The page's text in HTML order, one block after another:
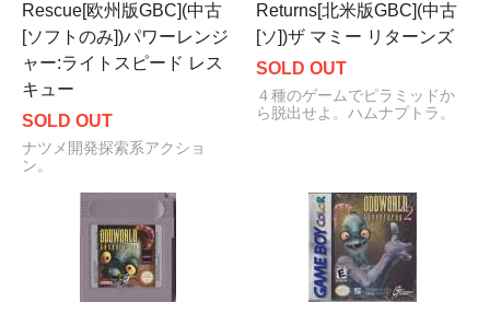
Rescue[欧州版GBC](中古
[ソフトのみ])パワーレンジ
ャー:ライトスピード レス
キュー
SOLD OUT
ナツメ開発探索系アクショ
ン。
Returns[北米版GBC](中古
[ソ])ザ マミー リターンズ
SOLD OUT
４種のゲームでピラミッドか
ら脱出せよ。ハムナプトラ。